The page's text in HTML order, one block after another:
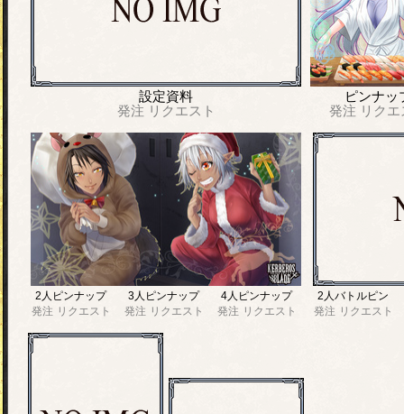
設定資料
発注 リクエスト
ピンナッ
発注 リク
2人ピンナップ
発注 リクエスト
3人ピンナップ
発注 リクエスト
4人ピンナップ
発注 リクエスト
2人バトルピン
発注 リクエスト